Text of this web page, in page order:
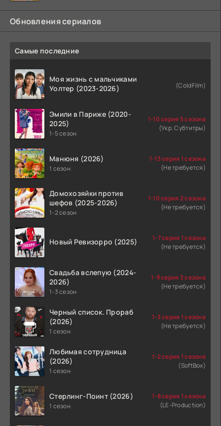
Обновления сериалов
Самые последние
Моя жизнь с мальчиками
Уолтер (2023-2026)
(ColdFilm)
Эмили в Париже (2020-
2025)
1-5 сезон
1-10 серия 5 сезона
(Укр. Субтитры)
Манюня (2026)
1 сезон
1-13 серия 1 сезона
(Не требуется)
Домохозяйки против
шефов (2025-2026)
1-2 сезон
1-10 серия 2 сезона
(Не требуется)
Новый Ревизорро (2025)
1-7 серия 1 сезона
(Не требуется)
Свадьба вслепую (2024-
2026)
1-3 сезон
1-9 серия 3 сезона
(Не требуется)
Черный список. Прораб
(2026)
1 сезон
1-3 серия 1 сезона
(Не требуется)
Любимая сотрудница
(2026)
1 сезон
1-2 серия 1 сезона
(SoftBox)
Стерлинг-Поинт (2026)
1 сезон
1-8 серия 1 сезона
(LE-Production)